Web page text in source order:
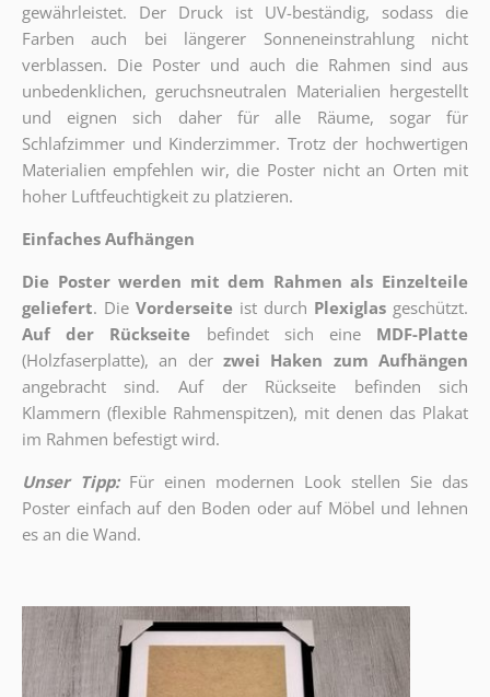
gewährleistet. Der Druck ist UV-beständig, sodass die
Farben auch bei längerer Sonneneinstrahlung nicht
verblassen. Die Poster und auch die Rahmen sind aus
unbedenklichen, geruchsneutralen Materialien hergestellt
und eignen sich daher für alle Räume, sogar für
Schlafzimmer und Kinderzimmer. Trotz der hochwertigen
Materialien empfehlen wir, die Poster nicht an Orten mit
hoher Luftfeuchtigkeit zu platzieren.
Einfaches Aufhängen
Die Poster werden mit dem Rahmen als Einzelteile
geliefert. Die Vorderseite ist durch Plexiglas geschützt.
Auf der Rückseite
befindet sich eine
MDF-Platte
(Holzfaserplatte), an der zwei Haken zum Aufhängen
angebracht sind.
Auf der Rückseite befinden sich
Klammern (flexible Rahmenspitzen), mit denen das Plakat
im Rahmen befestigt wird.
Unser Tipp: Für einen modernen Look stellen Sie das
Poster einfach auf den Boden oder auf Möbel und lehnen
es an die Wand.